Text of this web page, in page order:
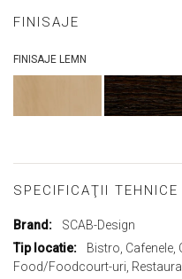
FINISAJE
FINISAJE LEMN
SPECIFICAŢII TEHNICE
Mai
multe
informații
SCAB-Design
Bistro, Cafenele,
Food/Foodcourt-uri,